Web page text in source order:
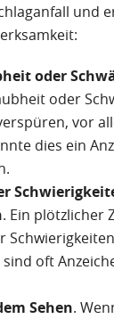
und
oder
oder
vor
dies ein
. Ein plötzlicher
oft
Sehen.